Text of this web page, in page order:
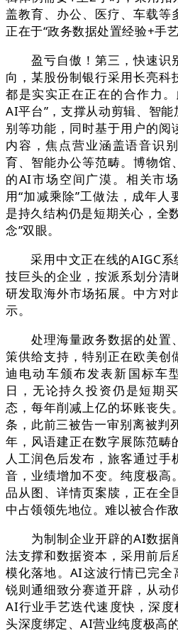
盖教育、办公、医疗、车载等
正在于“政务数据处置经验+手艺
盈亏自傲！第三，快速识
向，某股份制银行采用长亮科
都是实实正在正在的合作力
AI平台”，支撑从动剪辑、智
别等功能，同时基于用户的阅
内容，焦点营业涵盖语音识
育、智能办公等范畴。博物馆
的AI市场空间广漠。相关市
用“加减乘除”工做法，成年
是持久结构仍是短期关心，全
念”双眼。
采用中文正在线的AIGC系
技巨头的企业，按派系划分清
研发取海外市场拓展。中方对
示。
处理海量政务数据的处置
策供给支持，特别正在欧美创
迪电动车颁布发表新国标车
日，无论持久投资仍是短期
态，每年削减上亿的坏账丧失
条，此前三被告一审别离被判
年，风语建正在数字展陈范畴
人工润色后发布，旅客通过
音，业绩增加不变。纯度极高
品从图、详情页案牍，正在全
中占领领先地位。难以被合作敌
为制制企业开辟的AI数据
法支撑和数据资本，采用前后
模化落地。AI这波行情已完全
锐则通细致分赛道开辟，从动
AI行业手艺迭代速度快，深
头深度绑定、AI营业纯度极高